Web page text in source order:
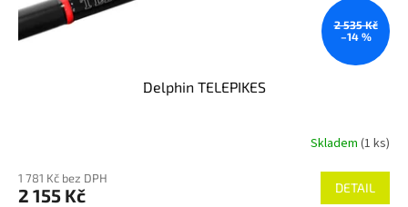
2 535 Kč
–14 %
Delphin TELEPIKES
Skladem (1 ks)
1 781 Kč bez DPH
2 155 Kč DETAIL